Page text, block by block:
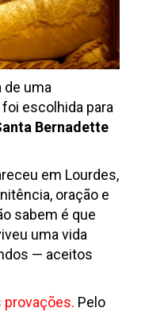
de uma
escolhida para
Bernadette
em Lourdes,
oração e
sabem é que
uma vida
— aceitos
provações. Pelo